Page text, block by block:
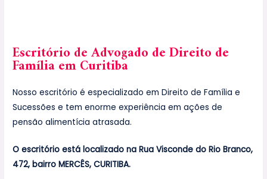
Escritório de Advogado de Direito de
Família em Curitiba
Nosso escritório é especializado em Direito de Família e
Sucessões e tem enorme experiência em ações de
pensão alimentícia atrasada.
O escritório está localizado na Rua Visconde do Rio Branco,
472, bairro MERCÊS, CURITIBA.